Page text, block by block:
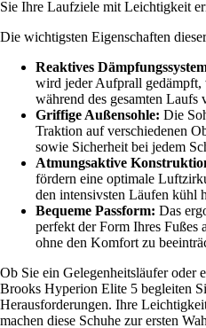
Sie Ihre Laufziele mit Leichtigkeit
Die wichtigsten Eigenschaften
Reaktives
wird jeder Aufprall
während des gesamten Laufs
Griffige Außensohle: Die
Traktion auf verschiedenen
sowie Sicherheit bei jedem
Atmungsaktive
fördern eine optimale
den intensivsten Läufen kühl
Bequeme Passform: Das
perfekt der Form Ihres Fußes
ohne den Komfort zu
Ob Sie ein Gelegenheitsläufer oder
Brooks Hyperion Elite 5 begleiten
Herausforderungen. Ihre
machen diese Schuhe zur ersten